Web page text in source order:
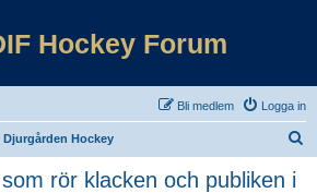
Hockey Forum
Logga in
Bli medlem
Djurgården Hockey
rör klacken och publiken i